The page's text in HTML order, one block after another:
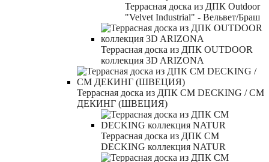
Террасная доска из ДПК Outdoor
"Velvet Industrial" - Вельвет/Браш
Террасная доска из ДПК OUTDOOR
коллекция 3D ARIZONA
Террасная доска из ДПК CM DECKING / СМ
ДЕКИНГ (ШВЕЦИЯ)
Террасная доска из ДПК CM
DECKING коллекция NATUR